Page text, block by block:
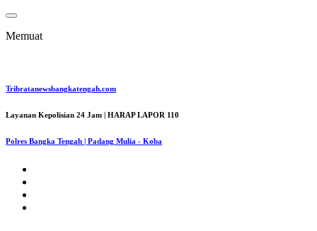
Lewati
konten
Memuat
Tribratanewsbangkatengah.com
Layanan Kepolisian 24 Jam | HARAP LAPOR 110
Polres Bangka Tengah | Padang Mulia - Koba